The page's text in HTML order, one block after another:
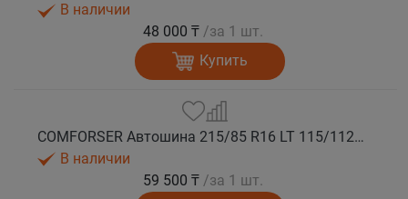
В наличии
48 000 ₸ /за 1 шт.
Купить
COMFORSER Автошина 215/85 R16 LT 115/112R CF1100 10PR RWL лето
В наличии
59 500 ₸ /за 1 шт.